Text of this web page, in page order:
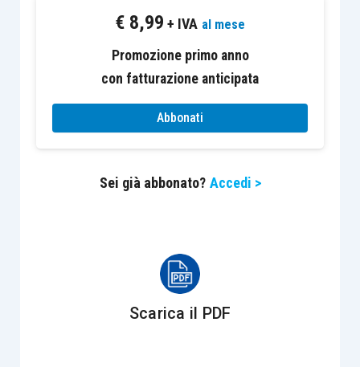
dell’esercizio sono valutati in base alle
spese sostenute nell’esercizio stesso
salvo quanto stabilito nell’ articolo 93
delle opere, forniture e servizi pattuiti
valutate sulla base dei
Quindi, per innescare l’articolo 93 Tuir
€ 8,99 + IVA al mese
Promozione primo anno
con fatturazione anticipata
Abbonati
Sei già abbonato? Accedi >
Scarica il PDF